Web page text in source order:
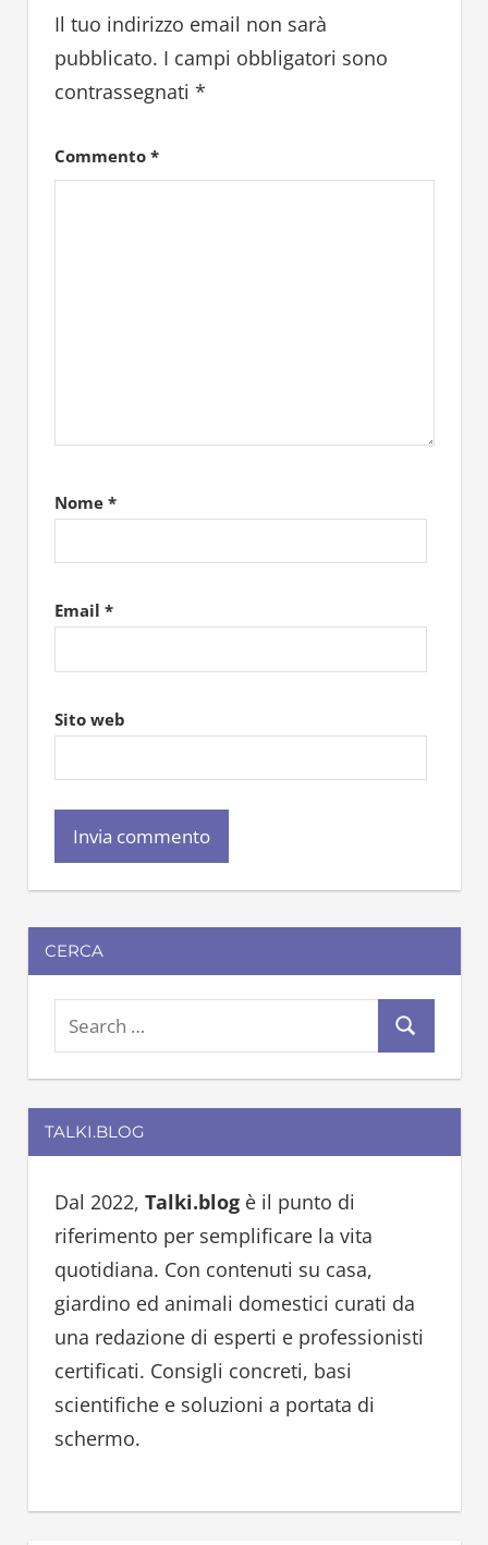
Il tuo indirizzo email non sarà
pubblicato. I campi obbligatori sono
contrassegnati *
Commento *
Nome *
Email *
Sito web
CERCA
e
a
r
c
f
o
r
:
e
a
TALKI.BLOG
Dal 2022, Talki.blogè il punto di
riferimento per semplificare la vita
quotidiana. Con contenuti su casa,
giardino ed animali domestici curati da
una redazione di esperti e professionisti
certificati. Consigli concreti, basi
scientifiche e soluzioni a portata di
schermo.